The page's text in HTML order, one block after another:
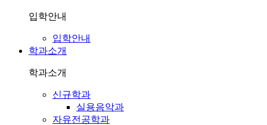
입학안내
입학안내
학과소개
학과소개
신규학과
실용음악과
자유전공학과